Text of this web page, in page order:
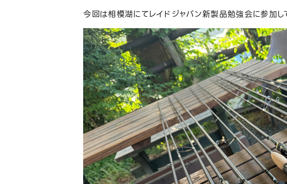
今回は相模湖にてレイドジャパン新製品勉強会に参加し